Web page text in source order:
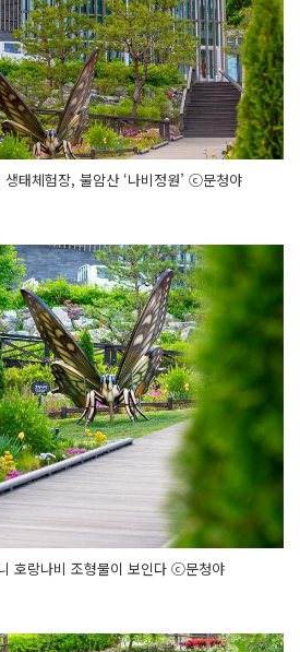
태체험장, 불암산 ‘나비정원’ ⓒ문청야
호랑나비 조형물이 보인다 ⓒ문청야